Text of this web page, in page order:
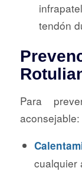
tendón
Para
aconsejable:
cualquier